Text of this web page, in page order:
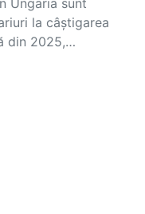
Ungaria sunt
la câştigarea
din 2025,…